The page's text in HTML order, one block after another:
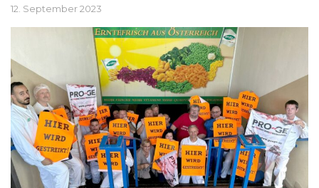
12. September 2023